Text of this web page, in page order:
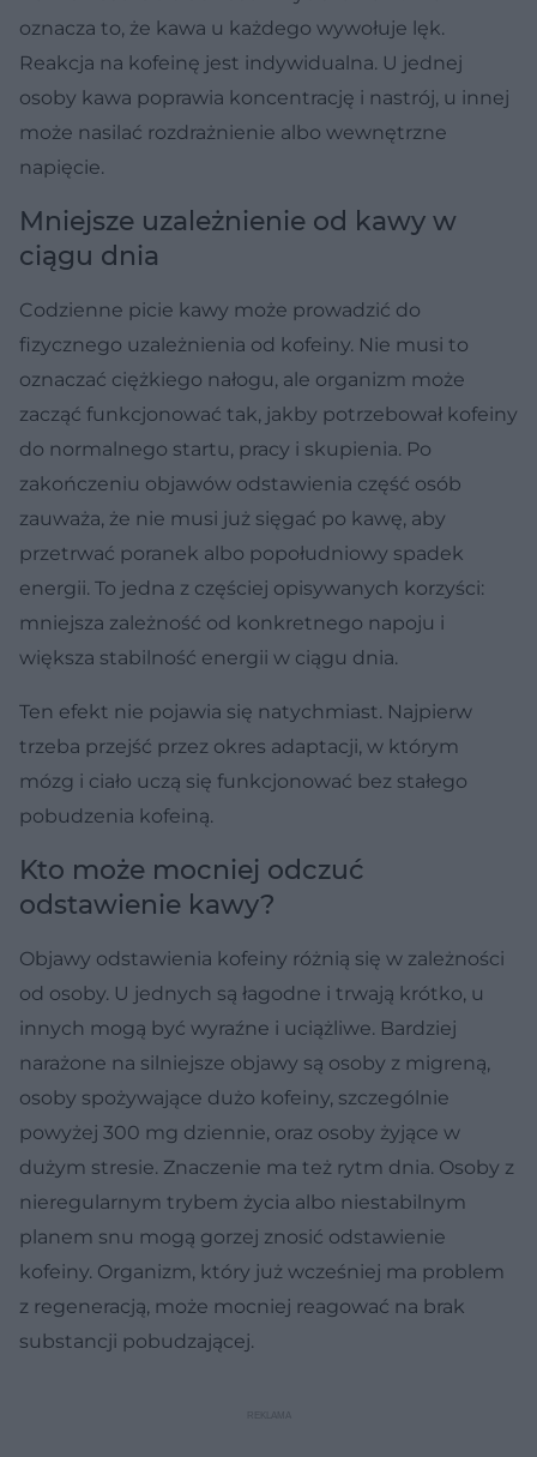
oznacza to, że kawa u każdego wywołuje lęk.
Reakcja na kofeinę jest indywidualna. U jednej
osoby kawa poprawia koncentrację i nastrój, u innej
może nasilać rozdrażnienie albo wewnętrzne
napięcie.
Mniejsze uzależnienie od kawy w
ciągu dnia
Codzienne picie kawy może prowadzić do
fizycznego uzależnienia od kofeiny. Nie musi to
oznaczać ciężkiego nałogu, ale organizm może
zacząć funkcjonować tak, jakby potrzebował kofeiny
do normalnego startu, pracy i skupienia. Po
zakończeniu objawów odstawienia część osób
zauważa, że nie musi już sięgać po kawę, aby
przetrwać poranek albo popołudniowy spadek
energii. To jedna z częściej opisywanych korzyści:
mniejsza zależność od konkretnego napoju i
większa stabilność energii w ciągu dnia.
Ten efekt nie pojawia się natychmiast. Najpierw
trzeba przejść przez okres adaptacji, w którym
mózg i ciało uczą się funkcjonować bez stałego
pobudzenia kofeiną.
Kto może mocniej odczuć
odstawienie kawy?
Objawy odstawienia kofeiny różnią się w zależności
od osoby. U jednych są łagodne i trwają krótko, u
innych mogą być wyraźne i uciążliwe. Bardziej
narażone na silniejsze objawy są osoby z migreną,
osoby spożywające dużo kofeiny, szczególnie
powyżej 300 mg dziennie, oraz osoby żyjące w
dużym stresie. Znaczenie ma też rytm dnia. Osoby z
nieregularnym trybem życia albo niestabilnym
planem snu mogą gorzej znosić odstawienie
kofeiny. Organizm, który już wcześniej ma problem
z regeneracją, może mocniej reagować na brak
substancji pobudzającej.